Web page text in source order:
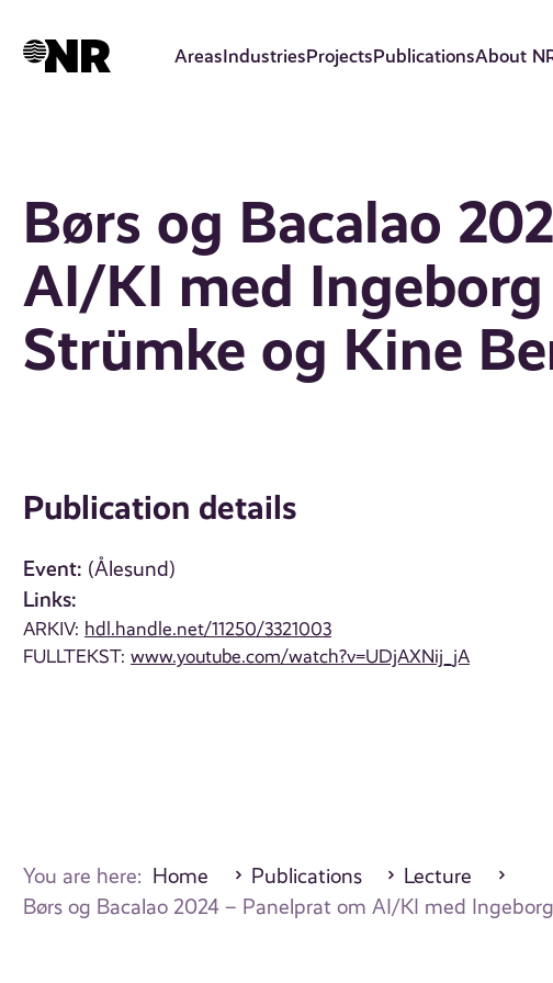
AreasIndustriesProjectsPublicationsAbout
Børs og Bacalao
AI/KI med Ingeborg
Strümke og Kine
Publication details
Event: (Ålesund)
Links:
ARKIV: hdl.handle.net/11250/3321003
FULLTEKST:www.youtube.com/watch?v=UDjAXNij_jA
You are here: Home Publications
Lecture
Børs og Bacalao 2024 – Panelprat om AI/KI med